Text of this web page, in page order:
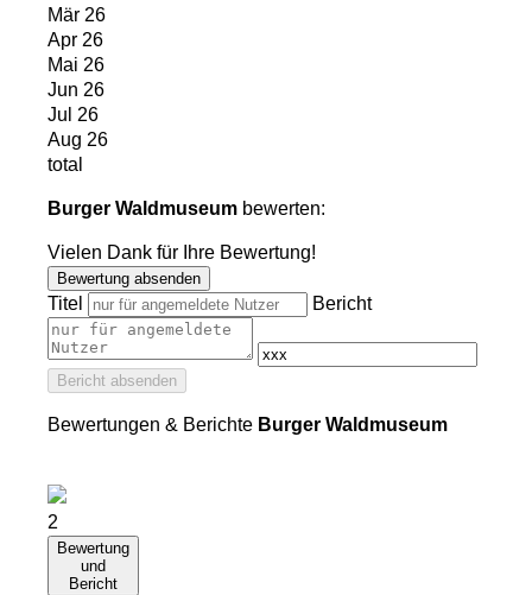
Mär 26
Apr 26
Mai 26
Jun 26
Jul 26
Aug 26
total
Burger Waldmuseum bewerten:
Vielen Dank für Ihre Bewertung!
Bewertung absenden
Titel Bericht
Bericht absenden
Bewertungen & Berichte Burger Waldmuseum
2
Bewertung
und
Bericht